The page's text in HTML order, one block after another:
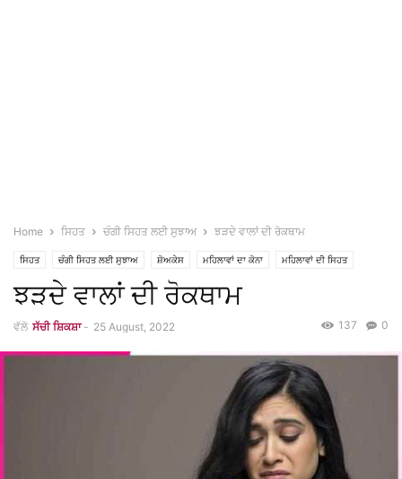
Home ਸਿਹਤ ਚੰਗੀ ਸਿਹਤ ਲਈ ਸੁਝਾਅ ਝੜਦੇ ਵਾਲਾਂ ਦੀ ਰੋਕਥਾਮ
ਸਿਹਤ ਚੰਗੀ ਸਿਹਤ ਲਈ ਸੁਝਾਅ ਸ਼ੋਅਕੇਸ ਮਹਿਲਾਵਾਂ ਦਾ ਕੋਨਾ ਮਹਿਲਾਵਾਂ ਦੀ ਸਿਹਤ
ਝੜਦੇ ਵਾਲਾਂ ਦੀ ਰੋਕਥਾਮ
ਵੱਲੋ ਸੱਚੀ ਸ਼ਿਕਸ਼ਾ - 25 August, 2022 0
137